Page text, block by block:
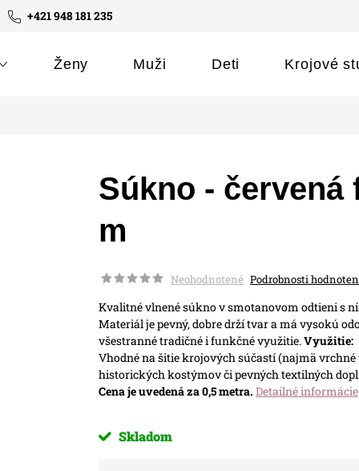
+421 948 181 235
Ženy Muži Deti Krojové
Súkno - červená
m
Neohodnotené Podrobnosti
Kvalitné vlnené súkno v smotanovom odtieni s
Materiál je pevný, dobre drží tvar a má vysokú
všestranné tradičné i funkčné využitie.Využitie:
Vhodné na šitie krojových súčastí (najmä
historických kostýmov či pevných textilných
Cena je uvedená za 0,5 metra. Detailné informácie
Skladom